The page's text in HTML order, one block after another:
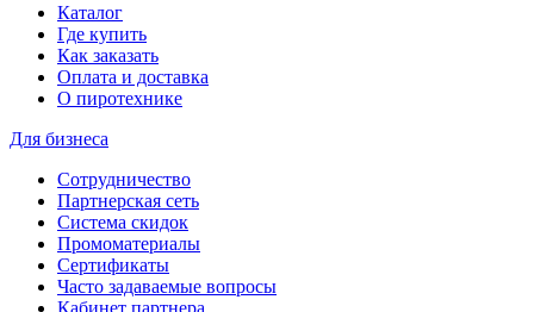
Каталог
Где купить
Как заказать
Оплата и доставка
О пиротехнике
Для бизнеса
Сотрудничество
Партнерская сеть
Система скидок
Промоматериалы
Сертификаты
Часто задаваемые вопросы
Кабинет партнера